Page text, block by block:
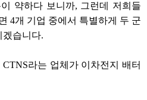
약하다 보니까, 그런데 저희들
4개 기업 중에서 특별하게 두 군
겠습니다.
CTNS라는 업체가 이차전지 배터